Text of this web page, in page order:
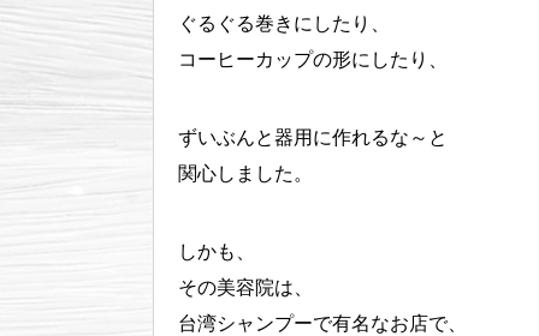
ぐるぐる巻きにしたり、
コーヒーカップの形にしたり、
ずいぶんと器用に作れるな～と
関心しました。
しかも、
その美容院は、
台湾シャンプーで有名なお店で、